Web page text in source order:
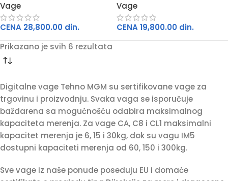
Vage
CENA 28,800.00 din.
Vage
CENA19,800.00 din.
Prikazano je svih 6 rezultata
Digitalne vage Tehno MGM su sertifikovane vage za
trgovinu i proizvodnju. Svaka vaga se isporučuje
baždarena sa mogućnošću odabira maksimalnog
kapaciteta merenja. Za vage CA, C8 i CL1 maksimalni
kapacitet merenja je 6, 15 i 30kg, dok su vagu IM5
dostupni kapaciteti merenja od 60, 150 i 300kg.
Sve vage iz naše ponude poseduju EU i domaće